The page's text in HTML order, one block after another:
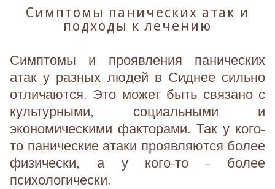
Симптомы панических атак и
подходы к лечению
Симптомы и проявления панических
атак у разных людей в Сиднее сильно
отличаются. Это может быть связано с
культурными, социальными и
экономическими факторами. Так у кого-
то панические атаки проявляются более
физически, а у кого-то - более
психологически.